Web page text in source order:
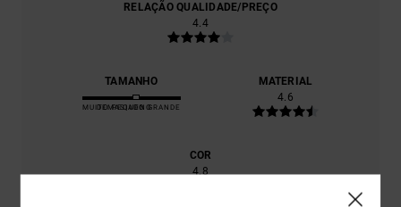
RELAÇÃO QUALIDADE/PREÇO
4.4
TAMANHO
MUITO PEQUENO
DEMASIADO GRANDE
MATERIAL
4.6
COR
4.8